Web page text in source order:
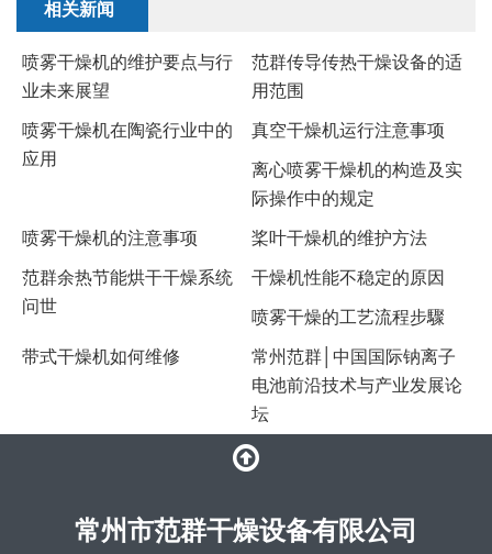
相关新闻
喷雾干燥机的维护要点与行
业未来展望
范群传导传热干燥设备的适
用范围
喷雾干燥机在陶瓷行业中的
应用
​真空干燥机运行注意事项
离心喷雾干燥机的构造及实
际操作中的规定
喷雾干燥机的注意事项 桨叶干燥机的维护方法
范群余热节能烘干干燥系统
问世
干燥机性能不稳定的原因
喷雾干燥的工艺流程步驟
带式干燥机如何维修
常州范群│中国国际钠离子
电池前沿技术与产业发展论
坛
常州市范群干燥设备有限公司